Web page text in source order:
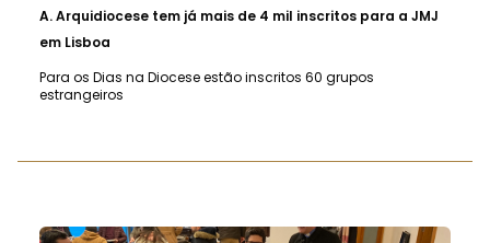
A.Arquidiocese tem já mais de 4 mil inscritos para a JMJ
em Lisboa
Para os Dias na Diocese estão inscritos 60 grupos
estrangeiros